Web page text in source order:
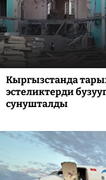
Кыргызстанда
эстеликтерди
сунушталды